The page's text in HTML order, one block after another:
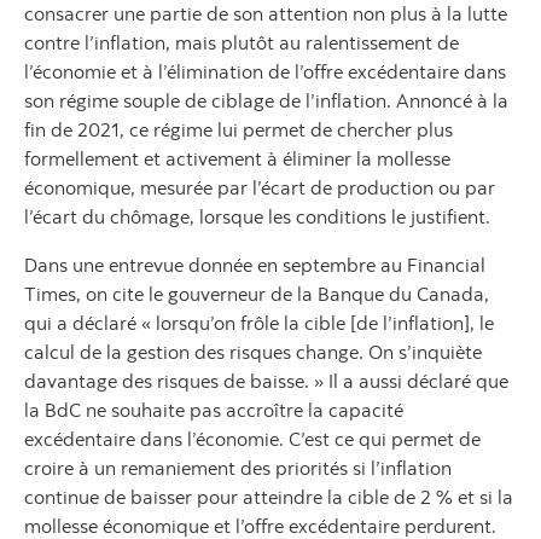
consacrer une partie de son attention non plus à la lutte
contre l’inflation, mais plutôt au ralentissement de
l’économie et à l’élimination de l’offre excédentaire dans
son régime souple de ciblage de l’inflation. Annoncé à la
fin de 2021, ce régime lui permet de chercher plus
formellement et activement à éliminer la mollesse
économique, mesurée par l’écart de production ou par
l’écart du chômage, lorsque les conditions le justifient.
Dans une entrevue donnée en septembre au Financial
Times, on cite le gouverneur de la Banque du Canada,
qui a déclaré « lorsqu’on frôle la cible [de l’inflation], le
calcul de la gestion des risques change. On s’inquiète
davantage des risques de baisse. » Il a aussi déclaré que
la BdC ne souhaite pas accroître la capacité
excédentaire dans l’économie. C’est ce qui permet de
croire à un remaniement des priorités si l’inflation
continue de baisser pour atteindre la cible de 2 % et si la
mollesse économique et l’offre excédentaire perdurent.